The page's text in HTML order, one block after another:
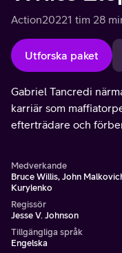
Action20221 tim 28
Utforska paket
Gabriel Tancredi
karriär som
efterträdare och
Medverkande
Bruce Willis, John
Kurylenko
Regissör
Jesse V. Johnson
Tillgängliga språk
Engelska